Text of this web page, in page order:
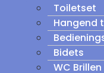
Toiletset
Hangend
Bidets
WC Brillen